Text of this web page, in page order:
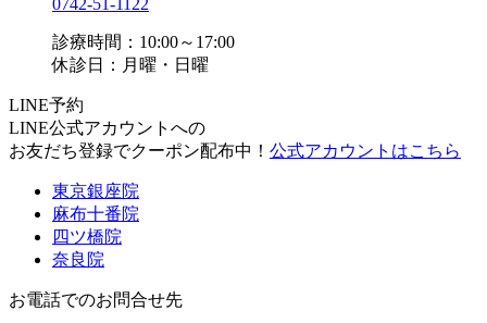
診療時間：10:00～17:00
休診日：月曜・日曜
LINE予約
LINE公式アカウントへの
お友だち登録でクーポン配布中！ 公式アカウントはこちら
東京銀座院
麻布十番院
四ツ橋院
奈良院
お電話でのお問合せ先